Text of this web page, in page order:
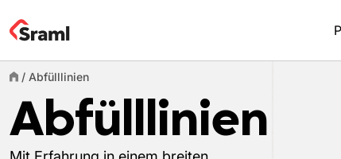
/ Abfülllinien
Abfülllinien